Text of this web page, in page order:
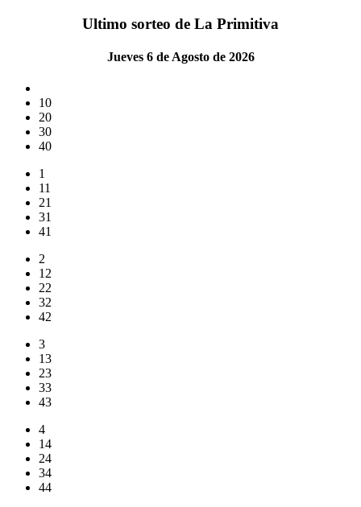
Ultimo sorteo de La Primitiva
Jueves 6 de Agosto de 2026
10
20
30
40
1
11
21
31
41
2
12
22
32
42
3
13
23
33
43
4
14
24
34
44